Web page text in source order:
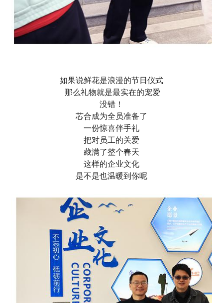
如果说鲜花是浪漫的节日仪式
那么礼物就是最实在的宠爱
没错！
芯合成为全员准备了
一份惊喜伴手礼
把对员工的关爱
藏满了整个春天
这样的企业文化
是不是也温暖到你呢